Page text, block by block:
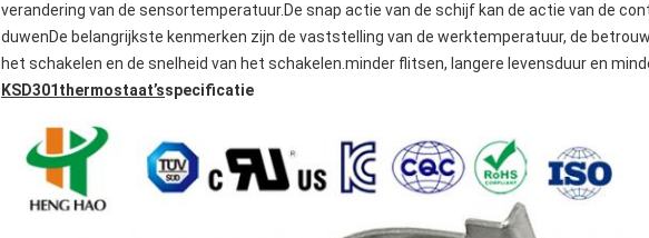
verandering van de sensortemperatuur.De snap actie van de schijf kan de actie van de
duwenDe belangrijkste kenmerken zijn de vaststelling van de werktemperatuur, de
het schakelen en de snelheid van het schakelen.minder flitsen, langere levensduur en
KSD301 thermostaat’sspecificatie